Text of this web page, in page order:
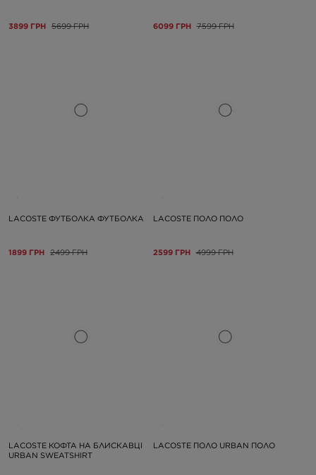
3899 ГРН 5699 ГРН 6099 ГРН 7599 ГРН
LACOSTE ФУТБОЛКА ФУТБОЛКА
1899 ГРН 2499 ГРН
LACOSTE ПОЛО ПОЛО
2599 ГРН 4999 ГРН
LACOSTE КОФТА НА БЛИСКАВЦІ
URBAN SWEATSHIRT
LACOSTE ПОЛО URBAN ПОЛО